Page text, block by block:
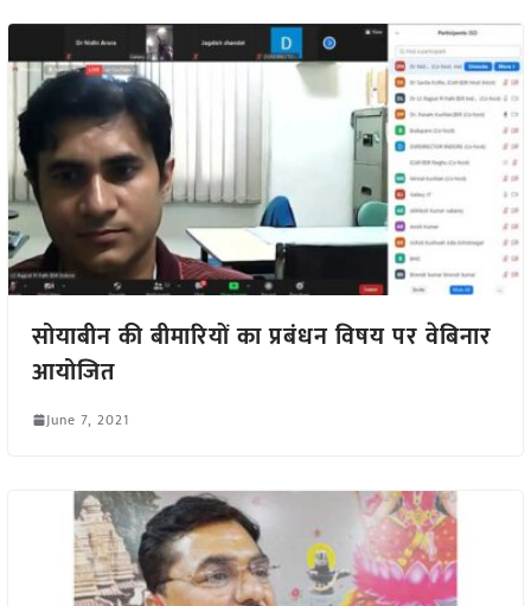
सोयाबीन की बीमारियों का प्रबंधन विषय पर वेबिनार
आयोजित
June 7, 2021